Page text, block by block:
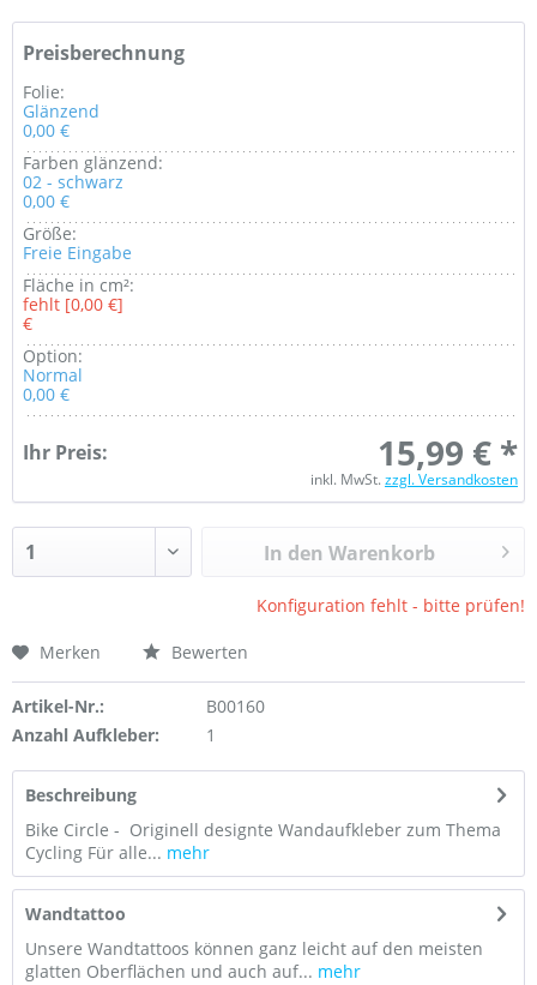
Preisberechnung
Folie:
Glänzend
0,00 €
Farben glänzend:
02 - schwarz
0,00 €
Größe:
Freie Eingabe
Fläche in cm²:
fehlt [0,00 €]
€
Option:
Normal
0,00 €
Ihr Preis: 15,99 € *
inkl. MwSt.zzgl. Versandkosten
In den Warenkorb
Konfiguration fehlt - bitte prüfen!
Merken Bewerten
Artikel-Nr.:
B00160
Anzahl Aufkleber:
1
Beschreibung
Bike Circle - Originell designte Wandaufkleber zum Thema
Cycling Für alle... mehr
Wandtattoo
Unsere Wandtattoos können ganz leicht auf den meisten
glatten Oberflächen und auch auf... mehr